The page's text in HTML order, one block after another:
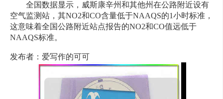
全国数据显示，威斯康辛州和其他州在公路附近设有
空气监测站，其NO2和CO含量低于NAAQS的1小时标准，
这意味着全国公路附近站点报告的NO2和CO值远低于
NAAQS标准。
发布者：爱写作的可可